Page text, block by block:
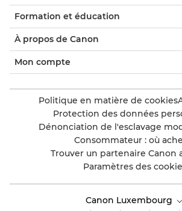
Formation et éducation
À propos de Canon
Mon compte
Politique en matière de cookies
Protection des données
Dénonciation de l'esclavage
Consommateur : où
Trouver un partenaire Canon
Paramètres des
Canon Luxembourg